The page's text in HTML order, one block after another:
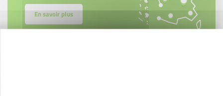
En savoir plus